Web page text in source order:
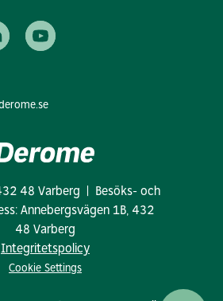
48 Varberg | Besöks- och
Annebergsvägen 1B, 432
48 Varberg
Integritetspolicy
Cookie Settings